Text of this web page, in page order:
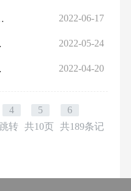
费快速增长 2022-06-17
析 2022-05-24
况 2022-04-20
4 5
6
跳转 共10页
共189条记